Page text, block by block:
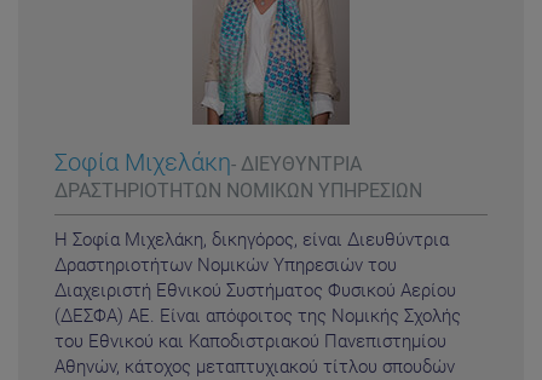
Σοφία Μιχελάκη- ΔΙΕΥΘΥΝΤΡΙΑ
ΔΡΑΣΤΗΡΙΟΤΗΤΩΝ ΝΟΜΙΚΩΝ ΥΠΗΡΕΣΙΩΝ
Η Σοφία Μιχελάκη, δικηγόρος, είναι Διευθύντρια
Δραστηριοτήτων Νομικών Υπηρεσιών του
Διαχειριστή Εθνικού Συστήματος Φυσικού Αερίου
(ΔΕΣΦΑ) ΑΕ. Είναι απόφοιτος της Νομικής Σχολής
του Εθνικού και Καποδιστριακού Πανεπιστημίου
Αθηνών, κάτοχος μεταπτυχιακού τίτλου σπουδών